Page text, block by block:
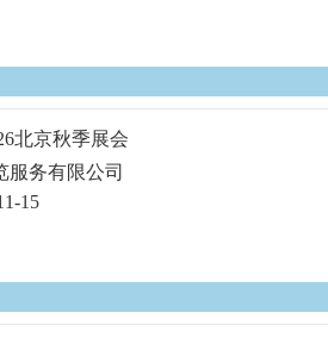
北京秋季展会
服务有限公司
15